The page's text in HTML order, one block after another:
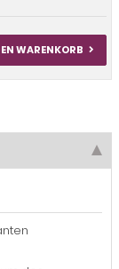
WARENKORB